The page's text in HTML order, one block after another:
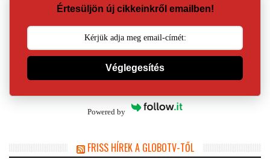
Értesüljön új cikkeinkről emailben!
Véglegesítés
Powered by
FRISS HÍREK A GLOBOTV-TŐL